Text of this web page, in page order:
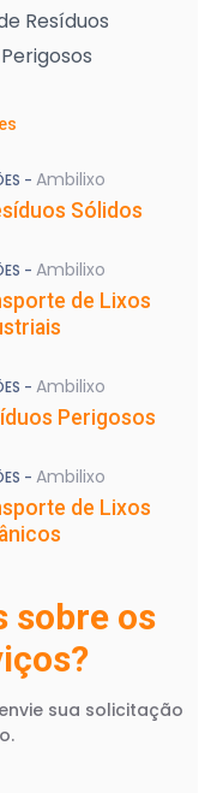
Resíduos
- Ambilixo
Sólidos
- Ambilixo
de Lixos
- Ambilixo
Perigosos
- Ambilixo
de Lixos
sobre os
sua solicitação